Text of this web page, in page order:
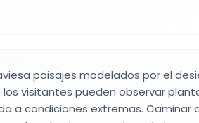
paisajes modelados por el
los visitantes pueden observar
a condiciones extremas. Caminar